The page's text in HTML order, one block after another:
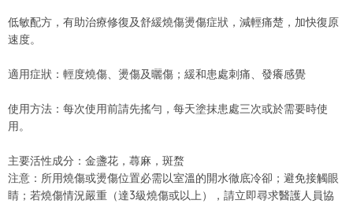
低敏配方，有助治療修復及舒緩燒傷燙傷症狀，減輕痛楚，加快復原
速度。
適用症狀：輕度燒傷、燙傷及曬傷；緩和患處刺痛、發癢感覺
使用方法：每次使用前請先搖勻，每天塗抹患處三次或於需要時使
用。
主要活性成分：金盞花，蕁麻，斑蝥
注意：所用燒傷或燙傷位置必需以室溫的開水徹底冷卻；避免接觸眼
睛；若燒傷情況嚴重（達3級燒傷或以上），請立即尋求醫護人員協